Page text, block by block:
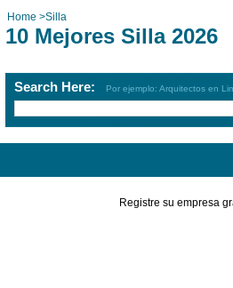
Home >Silla
10 Mejores Silla 2026
Search Here: Por ejemplo: Arquitectos en
Registre su empresa